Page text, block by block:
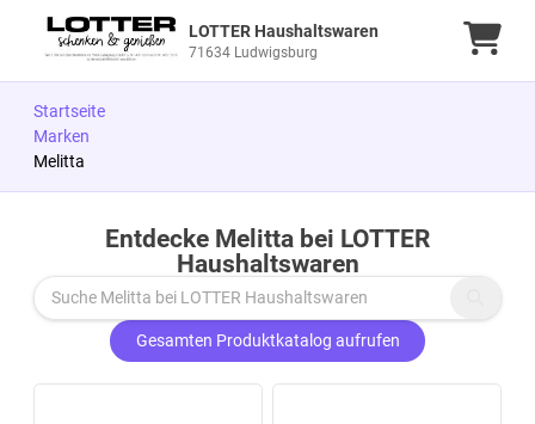
LOTTER Haushaltswaren
71634 Ludwigsburg
Startseite
Marken
Melitta
Zu den Produkten springen
Entdecke Melitta bei LOTTER
Haushaltswaren
Gesamten Produktkatalog aufrufen